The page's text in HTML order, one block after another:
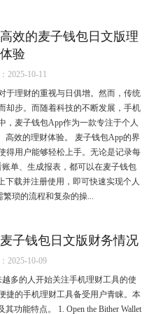
效的麦子钱包日文版理
验
2025-10-11
于理财的重视与日俱增。然而，传统
却步。而随着科技的不断发展，手机
，麦子钱包App作为一款专注于个人
高效的理财体验。 麦子钱包App的界
得用户能够轻松上手。无论是记录每
单、生成报表，都可以在麦子钱包
下载并注册使用，即可快速实现个人
琐的流程和复杂的操...
子钱包日文版财务情况
2025-10-09
多的人开始关注手机理财工具的使
捷的手机理财工具备受用户青睐。本
功能特点。 1. Open the Bither Wallet